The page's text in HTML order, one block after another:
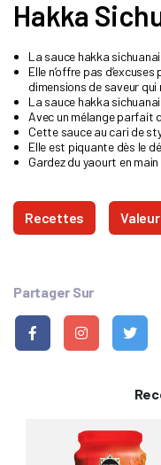
Hakka
La sauce hakka
Elle n’offre pas
dimensions de saveur
La sauce hakka
Avec un mélange parfait
Cette sauce au cari de
Elle est piquante dès le
Gardez du yaourt en
Recettes
Partager Sur